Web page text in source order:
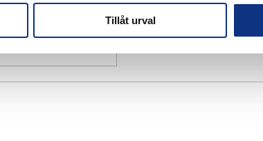
Tillåt urval